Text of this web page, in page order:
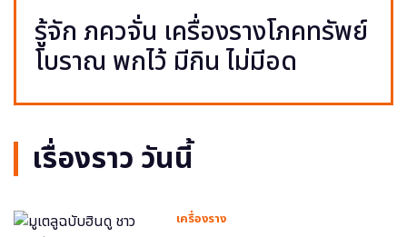
รู้จัก ภควจั่น เครื่องรางโภคทรัพย์
โบราณ พกไว้ มีกิน ไม่มีอด
เรื่องราว วันนี้
เครื่องราง